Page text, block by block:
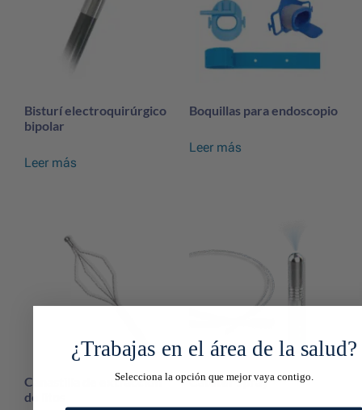
Bisturí electroquirúrgico
bipolar
Leer más
Boquillas para endoscopio
Leer más
Canastilla de extracción
de litos
Catéter spray
¿Trabajas en el área de la salud?
Selecciona la opción que mejor vaya contigo.